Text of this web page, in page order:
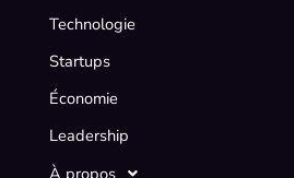
Technologie
Startups
Économie
Leadership